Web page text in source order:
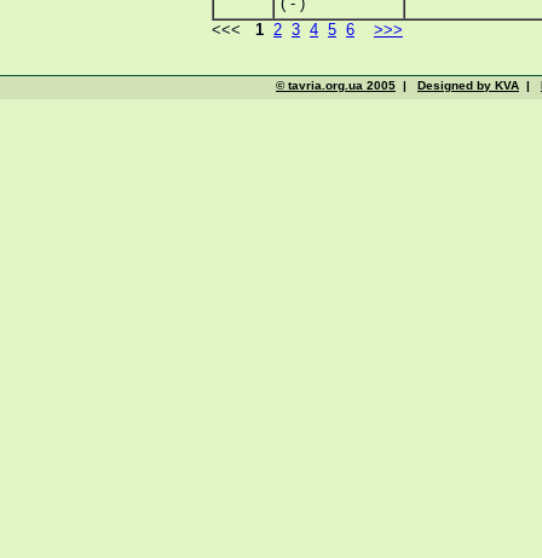
<<< 1 2 3 4 5 6 >>>
© tavria.org.ua 2005 | Designed by KVA |